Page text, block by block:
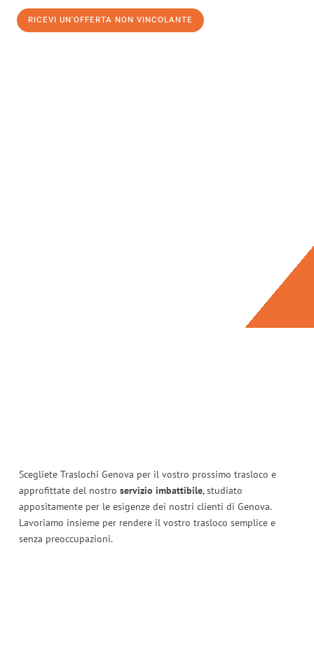
RICEVI UN'OFFERTA NON VINCOLANTE
Scegliete Traslochi Genova per il vostro prossimo trasloco e
approfittate del nostro servizio imbattibile, studiato
appositamente per le esigenze dei nostri clienti di Genova.
Lavoriamo insieme per rendere il vostro trasloco semplice e
senza preoccupazioni.